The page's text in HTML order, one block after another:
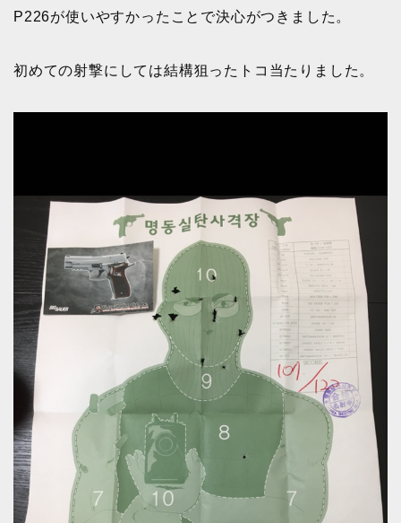
P226が使いやすかったことで決心がつきました。
初めての射撃にしては結構狙ったトコ当たりました。